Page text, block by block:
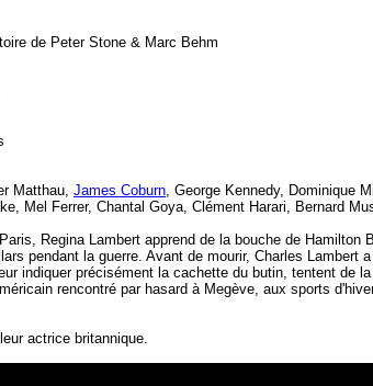
de Peter Stone & Marc Behm
Matthau, James Coburn, George Kennedy, Dominique
Mel Ferrer, Chantal Goya, Clément Harari, Bernard
Regina Lambert apprend de la bouche de
pendant la guerre. Avant de mourir, Charles Lambert
indiquer précisément la cachette du butin, tentent de
rencontré par hasard à Megève, aux sports
actrice britannique.